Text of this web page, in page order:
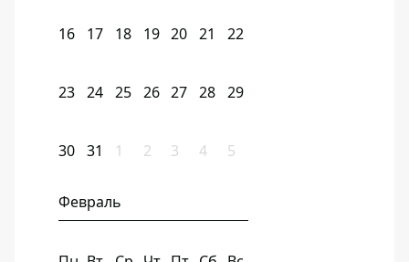
16 17 18 19 20 21 22
23 24 25 26 27 28 29
30 31 1 2 3 4 5
Февраль